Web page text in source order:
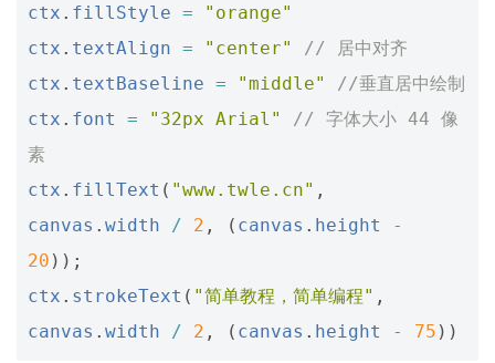
ctx . fillStyle =
"orange"
ctx . textAlign = "center"
// 居中对齐
ctx . textBaseline = "middle"
//垂直居中绘制
ctx . font = "32px Arial"
// 字体大小 44 像
素
ctx . fillText ( "www.twle.cn" ,
canvas . width / 2 , ( canvas . height
-
20 ));
ctx . strokeText ( "简单教程，简单编程" ,
canvas . width / 2 , ( canvas . height - 75 ))